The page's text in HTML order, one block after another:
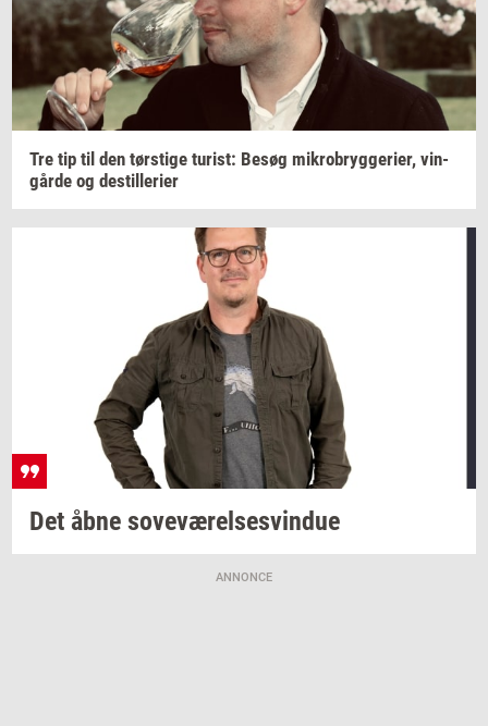
Tre tip til den tørsti­ge turist: Besøg mi­kro­bryg­ge­ri­er, vin­
går­de og destil­le­ri­er
Det åbne sove­væ­rel­ses­vin­due
ANNONCE